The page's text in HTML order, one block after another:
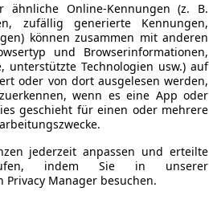
ähnliche Online-Kennungen (z. B.
zufällig generierte Kennungen,
können zusammen mit anderen
und Browserinformationen,
unterstützte Technologien usw.) auf
oder von dort ausgelesen werden,
wenn es eine App oder
geschieht für einen oder mehrere
jederzeit anpassen und erteilte
indem Sie in unserer
Manager besuchen.